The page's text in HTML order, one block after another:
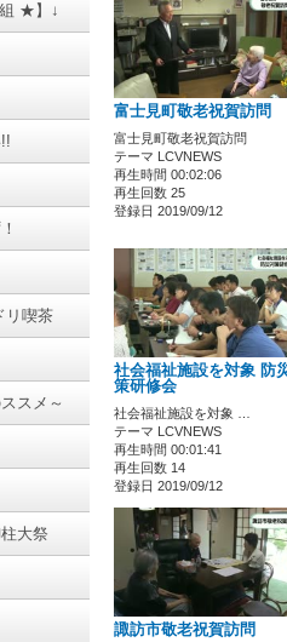
★】↓
リ喫茶
スメ～
大祭
富士見町敬老祝賀訪問
富士見町敬老祝賀訪問
テーマ LCVNEWS
再生時間 00:02:06
再生回数 25
登録日 2019/09/12
社会福祉施設を対象 防
策研修会
社会福祉施設を対象 …
テーマ LCVNEWS
再生時間 00:01:41
再生回数 14
登録日 2019/09/12
諏訪市敬老祝賀訪問